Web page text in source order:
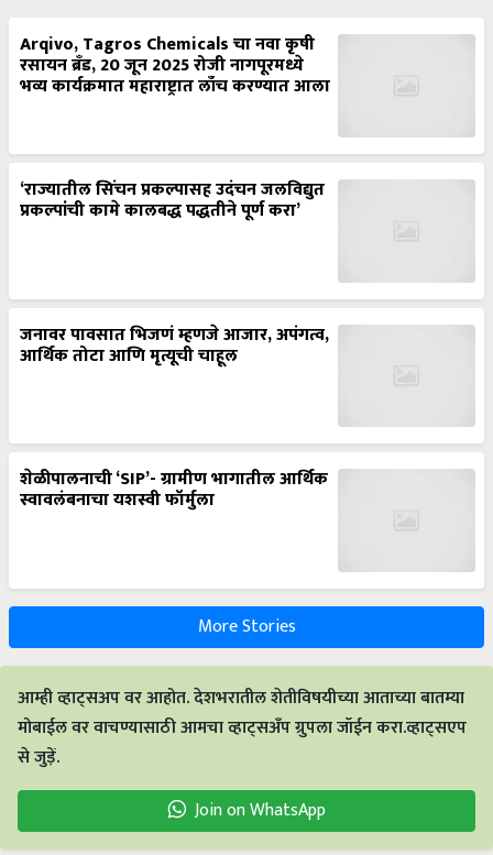
रसायन ब्रँड, 20 जून 2025 रोजी नागपूरमध्ये
भव्य कार्यक्रमात महाराष्ट्रात लाँच करण्यात आला
प्रकल्पांची कामे कालबद्ध पद्धतीने पूर्ण करा’
जनावर पावसात भिजणं म्हणजे आजार, अपंगत्व,
आर्थिक तोटा आणि मृत्यूची चाहूल
स्वावलंबनाचा यशस्वी फॉर्मुला
More Stories
आम्ही व्हाट्सअप वर आहोत. देशभरातील शेतीविषयीच्या आताच्या बातम्या
मोबाईल वर वाचण्यासाठी आमचा व्हाट्सअँप ग्रुपला जॉईन करा.व्हाट्सएप
से जुड़ें.
Join on WhatsApp